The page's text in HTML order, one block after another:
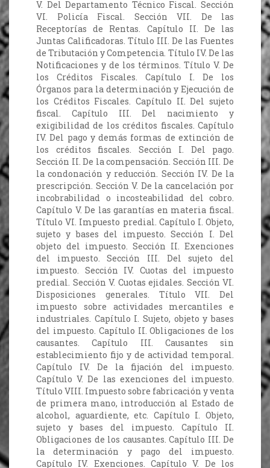
V. Del Departamento Técnico Fiscal. Sección
VI. Policía Fiscal. Sección VII. De las
Receptorías de Rentas. Capítulo II. De las
Juntas Calificadoras. Título III. De las Fuentes
de Tributación y Competencia. Título IV. De las
Notificaciones y de los términos. Título V. De
los Créditos Fiscales. Capítulo I. De los
Órganos para la determinación y Ejecución de
los Créditos Fiscales. Capítulo II. Del sujeto
fiscal. Capítulo III. Del nacimiento y
exigibilidad de los créditos fiscales. Capítulo
IV. Del pago y demás formas de extinción de
los créditos fiscales. Sección I. Del pago.
Sección II. De la compensación. Sección III. De
la condonación y reducción. Sección IV. De la
prescripción. Sección V. De la cancelación por
incobrabilidad o incosteabilidad del cobro.
Capítulo V. De las garantías en materia fiscal.
Título VI. Impuesto predial. Capítulo I. Objeto,
sujeto y bases del impuesto. Sección I. Del
objeto del impuesto. Sección II. Exenciones
del impuesto. Sección III. Del sujeto del
impuesto. Sección IV. Cuotas del impuesto
predial. Sección V. Cuotas ejidales. Sección VI.
Disposiciones generales. Título VII. Del
impuesto sobre actividades mercantiles e
industriales. Capítulo I. Sujeto, objeto y bases
del impuesto. Capítulo II. Obligaciones de los
causantes. Capítulo III. Causantes sin
establecimiento fijo y de actividad temporal.
Capítulo IV. De la fijación del impuesto.
Capítulo V. De las exenciones del impuesto.
Título VIII. Impuesto sobre fabricación y venta
de primera mano, introducción al Estado de
alcohol, aguardiente, etc. Capítulo I. Objeto,
sujeto y bases del impuesto. Capítulo II.
Obligaciones de los causantes. Capítulo III. De
la determinación y pago del impuesto.
Capítulo IV. Exenciones. Capítulo V. De los